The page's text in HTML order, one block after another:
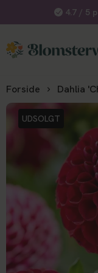
4.7 / 5
Forside Dahlia
UDSOLGT